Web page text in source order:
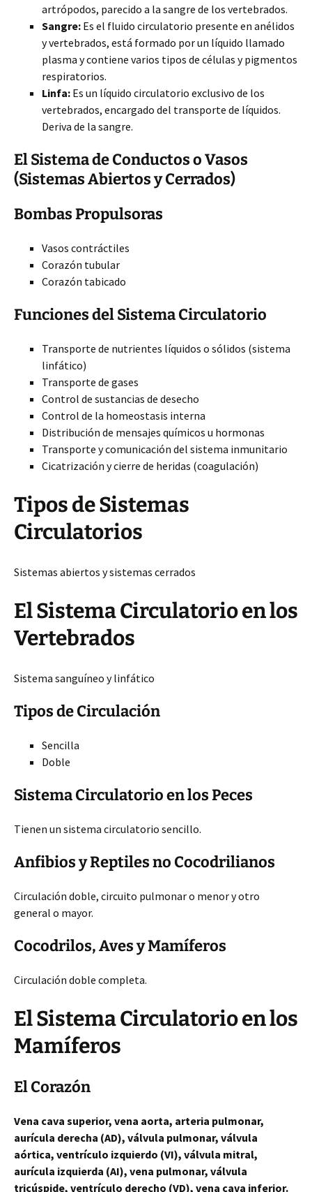
artrópodos, parecido a la sangre de los vertebrados.
Sangre: Es el fluido circulatorio presente en anélidos
y vertebrados, está formado por un líquido llamado
plasma y contiene varios tipos de células y pigmentos
respiratorios.
Linfa: Es un líquido circulatorio exclusivo de los
vertebrados, encargado del transporte de líquidos.
Deriva de la sangre.
El Sistema de Conductos o Vasos
(Sistemas Abiertos y Cerrados)
Bombas Propulsoras
Vasos contráctiles
Corazón tubular
Corazón tabicado
Funciones del Sistema Circulatorio
Transporte de nutrientes líquidos o sólidos (sistema
linfático)
Transporte de gases
Control de sustancias de desecho
Control de la homeostasis interna
Distribución de mensajes químicos u hormonas
Transporte y comunicación del sistema inmunitario
Cicatrización y cierre de heridas (coagulación)
Tipos de Sistemas
Circulatorios
Sistemas abiertos y sistemas cerrados
El Sistema Circulatorio en los
Vertebrados
Sistema sanguíneo y linfático
Tipos de Circulación
Sencilla
Doble
Sistema Circulatorio en los Peces
Tienen un sistema circulatorio sencillo.
Anfibios y Reptiles no Cocodrilianos
Circulación doble, circuito pulmonar o menor y otro
general o mayor.
Cocodrilos, Aves y Mamíferos
Circulación doble completa.
El Sistema Circulatorio en los
Mamíferos
El Corazón
Vena cava superior, vena aorta, arteria pulmonar,
aurícula derecha (AD), válvula pulmonar, válvula
aórtica, ventrículo izquierdo (VI), válvula mitral,
aurícula izquierda (AI), vena pulmonar, válvula
tricúspide, ventrículo derecho (VD), vena cava inferior.